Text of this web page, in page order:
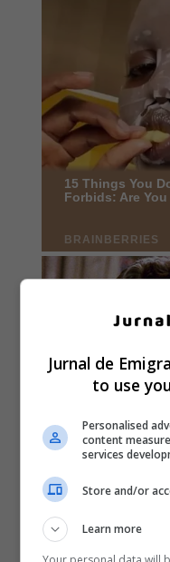
Jurnal de
to use
Personalised
content
services
Store and/or
Learn more